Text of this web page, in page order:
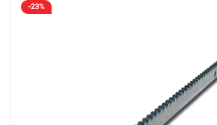
-23%